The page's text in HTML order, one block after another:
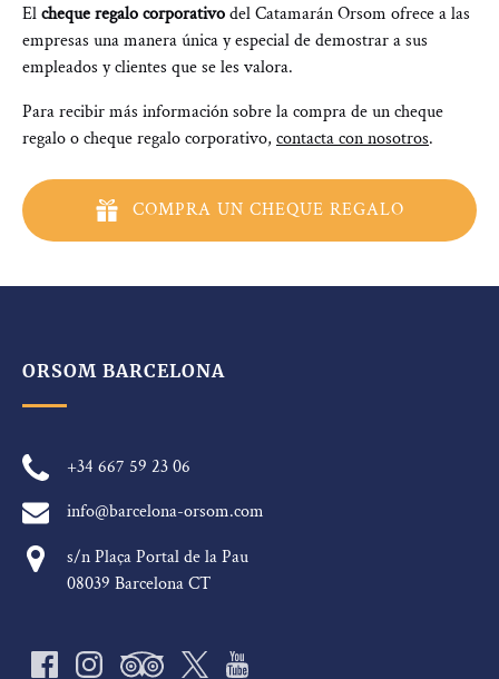
Elcheque regalo corporativodel Catamarán Orsom ofrece a las
empresas una manera única y especial de demostrar a sus
empleados y clientes que se les valora.
Para recibir más información sobre la compra de un cheque
regalo o cheque regalo corporativo, contacta con nosotros.
COMPRA UN CHEQUE REGALO
ORSOM BARCELONA
+34 667 59 23 06
info@barcelona-orsom.com
s/n Plaça Portal de la Pau
08039 Barcelona CT